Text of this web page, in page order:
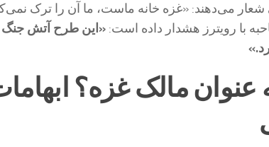
شعار می‌دهند: «غزه خانه ماست، ما آن را ترک
با رویترز هشدار داده است: «این طرح آتش جنگ
عنوان مالک غزه؟